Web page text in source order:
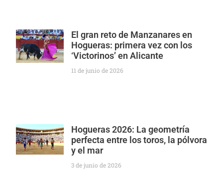
El gran reto de Manzanares en
Hogueras: primera vez con los
‘Victorinos’ en Alicante
11 de junio de 2026
Hogueras 2026: La geometría
perfecta entre los toros, la pólvora
y el mar
3 de junio de 2026